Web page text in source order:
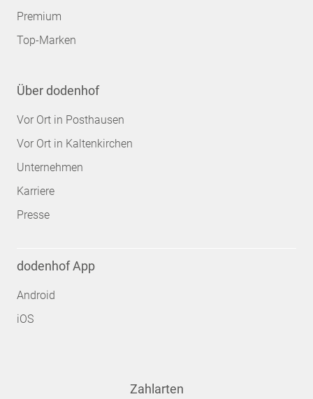
Premium
Top-Marken
Über dodenhof
Vor Ort in Posthausen
Vor Ort in Kaltenkirchen
Unternehmen
Karriere
Presse
dodenhof App
Android
iOS
Zahlarten